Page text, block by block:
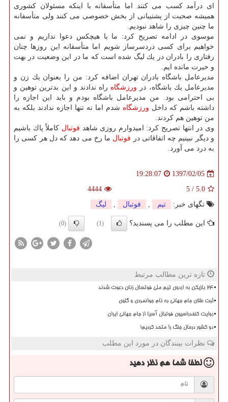
ای درآمد كسب می كنند اما متأسفانه با اینكه مسئولان كشوری
همیشه صحبت از پشتیبانی از بخش خصوصی می كنند ولی متأسفانه
ما چنین چیزی را شاهد نبودیم.
موسوی در ادامه تصریح كرد: ما با هیچكس دعوا نداریم و نمی
خواهیم برای كسی دردسرساز شویم اما متأسفانه این روزها چنان
رفتاری را بادران در یك لیگ شده است كه ما در این وضعیت در بهت
و حیرت مانده ایم.
مدیرعامل باشگاه بادران تهران اضافه كرد: من را بعنوان یك زن و
مدیرعامل یك باشگاه، در ورزشگاه راه ندادند و این بدترین توهین و
بی احترامی بود. من مدیرعامل باشگاه بودم و باید این اجازه را
داشته باشم كه داخل ورزشگاه شدم اما نه تنها اجازه ندادند بلكه به
من توهین هم كردند.
وی در انتها تصریح كرد: امیدوارم روزی شاهد فوتبال كاملاً پاك باشیم
و دیگر نبینیم چه اتفاقاتی در فوتبال ما رخ می دهد كه دل هر كسی را
به درد می آورد.
1397/02/05
19:28:07
5.0
/
5
4444
تگهای خبر:
تیم , فوتبال , لیگ
این مطلب را می پسندید؟ (1)
(0)
تازه ترین مطالب مرتبط
۲۴ بازیکن به اردوی تیم ملی فوتسال زنان دعوت شدند
ثبت طلای جام جهانی به نام جوانمردی و گلوی
روایت کنفدراسیون فوتبال آسیا از جام جهانی ایران
دو کشور درحال جنگ را متحد کردیم!
نظرات بینندگان در مورد این مطلب
لطفا شما همنظر دهید